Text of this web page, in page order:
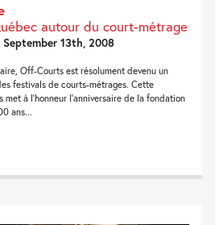
autour du court-métrage
13th, 2008
Off-Courts est résolument devenu un
festivals de courts-métrages. Cette
à l’honneur l’anniversaire de la fondation
ans...